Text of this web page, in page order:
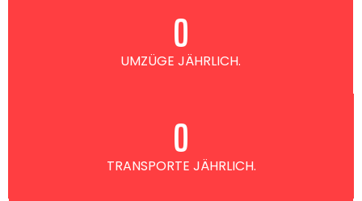
UMZÜGE JÄHRLICH.
0
TRANSPORTE JÄHRLICH.
0